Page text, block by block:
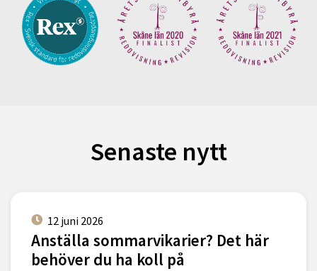
Senaste nytt
12 juni 2026
Anställa sommarvikarier? Det här
behöver du ha koll på